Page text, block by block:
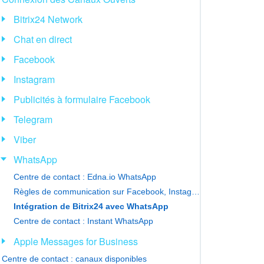
Bitrix24 Network
Chat en direct
Facebook
Instagram
Publicités à formulaire Facebook
Telegram
Viber
WhatsApp
Centre de contact : Edna.io WhatsApp
Intégration de Bitrix24 avec WhatsApp
Centre de contact : Instant WhatsApp
Apple Messages for Business
Centre de contact : canaux disponibles